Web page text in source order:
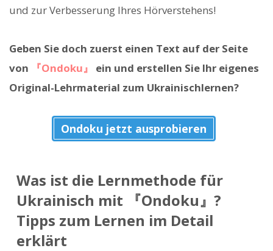
und zur Verbesserung Ihres Hörverstehens!
Geben Sie doch zuerst einen Text auf der Seite
von
『Ondoku』
ein und erstellen Sie Ihr eigenes
Original-Lehrmaterial zum Ukrainischlernen?
Ondoku jetzt ausprobieren
Was ist die Lernmethode für
Ukrainisch mit 『Ondoku』?
Tipps zum Lernen im Detail
erklärt